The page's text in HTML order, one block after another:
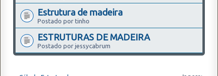
Estrutura de madeira
Postado por tinho
ESTRUTURAS DE MADEIRA
Postado por jessycabrum